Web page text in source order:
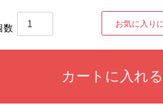
お気に入り
カートに入れる